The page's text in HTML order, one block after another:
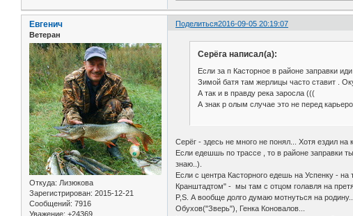
Поделиться2016-09-05 20:19:07
Евгенич
Ветеран
Откуда: Лизюкова
Зарегистрирован: 2015-12-21
Сообщений: 7916
Уважение: +24369
Серёга написал(а):
Если за п Касторное в районе заправки
Зимой батя там жерлицы часто ставит .
А так и в правду река заросла (((
А знак р олым случае это не перед
Серёг - здесь не много не понял... Хотя ездил на
Если едешшь по трассе , то в районе заправки
знаю..).
Если с центра Касторного едешь на Успенку -
Кранштадтом" - мы там с отцом голавля на
P,S. А вообще долго думаю мотнуться на
Обухов("Зверь"), Генка Коновалов...